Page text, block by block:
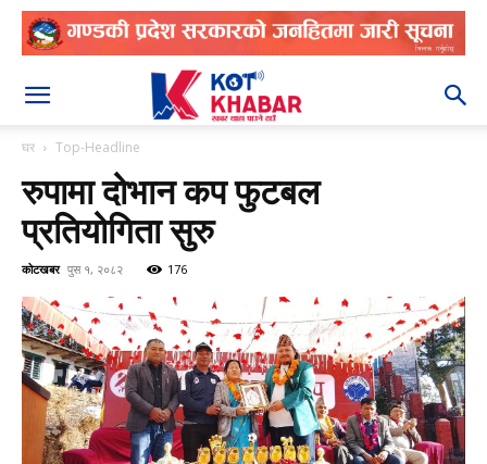
घर Top-Headline
रुपामा दोभान कप फुटबल
प्रतियोगिता सुरु
कोटखबर पुस १, २०८२ 176